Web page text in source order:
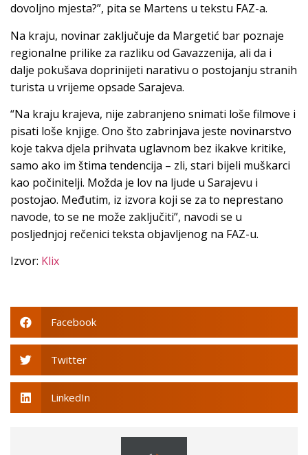
dovoljno mjesta?”, pita se Martens u tekstu FAZ-a.
Na kraju, novinar zaključuje da Margetić bar poznaje
regionalne prilike za razliku od Gavazzenija, ali da i
dalje pokušava doprinijeti narativu o postojanju stranih
turista u vrijeme opsade Sarajeva.
“Na kraju krajeva, nije zabranjeno snimati loše filmove i
pisati loše knjige. Ono što zabrinjava jeste novinarstvo
koje takva djela prihvata uglavnom bez ikakve kritike,
samo ako im štima tendencija – zli, stari bijeli muškarci
kao počinitelji. Možda je lov na ljude u Sarajevu i
postojao. Međutim, iz izvora koji se za to neprestano
navode, to se ne može zaključiti”, navodi se u
posljednjoj rečenici teksta objavljenog na FAZ-u.
Izvor: Klix
Facebook
Twitter
LinkedIn